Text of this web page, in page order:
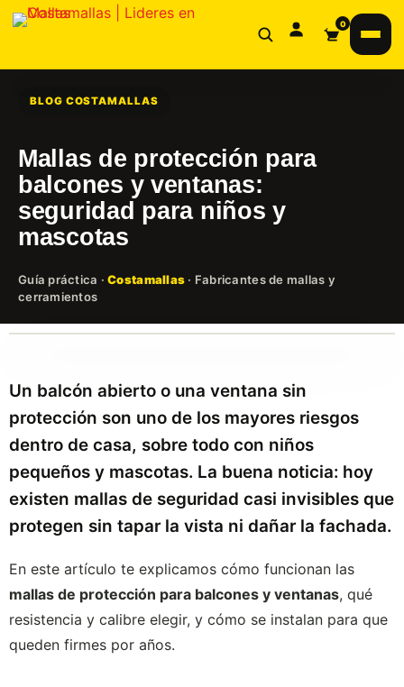
MALLAS
Mallas para Construcción
Mallas para Balcones
Mallas Nylon
Mallas Plásticas
SEGURIDAD PERIMETRAL
SERVICIOS
BLOG
0
BLOG COSTAMALLAS
Mallas de protección para
balcones y ventanas:
seguridad para niños y
mascotas
Guía práctica ·Costamallas · Fabricantes de mallas y
cerramientos
Un balcón abierto o una ventana sin
protección son uno de los mayores riesgos
dentro de casa, sobre todo con niños
pequeños y mascotas. La buena noticia: hoy
existen mallas de seguridad casi invisibles que
protegen sin tapar la vista ni dañar la fachada.
En este artículo te explicamos cómo funcionan las
mallas de protección para balcones y ventanas, qué
resistencia y calibre elegir, y cómo se instalan para que
queden firmes por años.